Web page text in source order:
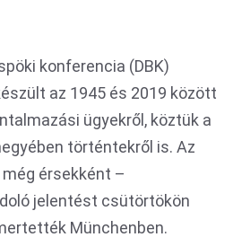
konferencia (DBK)
az 1945 és 2019 között
ügyekről, köztük a
történtekről is. Az
érsekként –
jelentést csütörtökön
Münchenben.